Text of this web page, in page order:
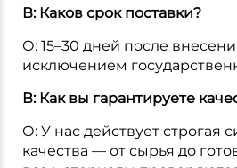
В: Каков срок поставки?
О: 15–30 дней после
исключением
В: Как вы гарантируете
О: У нас действует строгая
качества — от сырья до